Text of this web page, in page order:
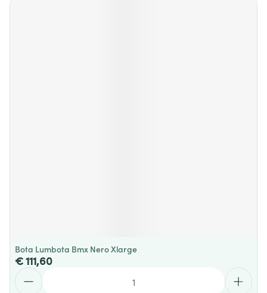
Bota Lumbota Bmx Nero Xlarge
€ 111,60